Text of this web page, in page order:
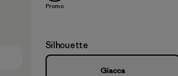
Promo
Silhouette
Giacca